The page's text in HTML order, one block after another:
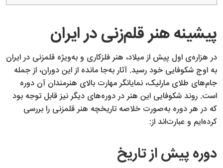
پیشینه هنر قلم‌زنی در ایران
در هزاره‌ی اول پیش از میلاد، هنر فلزکاری و به‌ویژه قلمزنی در ایران
به اوج شکوفایی خود رسید. آثار به‌جا مانده از این دوران، از جمله
جام‌های طلای مارلیک، نمایانگر مهارت بالای هنرمندان آن دوره
است. روند شکوفایی این هنر در دوره‌های دیگر نیز قابل توجه بود
که در هر دوره به‌صورت خلاصه تاریخچه هنر قلمزنی را بررسی
کرده‌ایم و عبارت‌اند از:
دوره پیش از تاریخ